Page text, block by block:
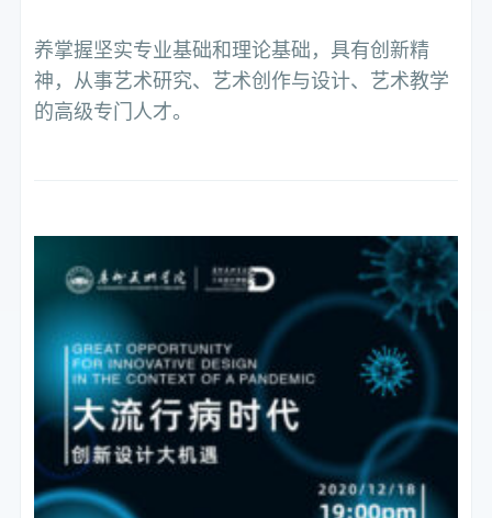
养掌握坚实专业基础和理论基础，具有创新精
神，从事艺术研究、艺术创作与设计、艺术教学
的高级专门人才。